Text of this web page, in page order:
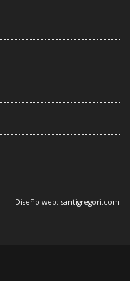
Diseño web: santigregori.com